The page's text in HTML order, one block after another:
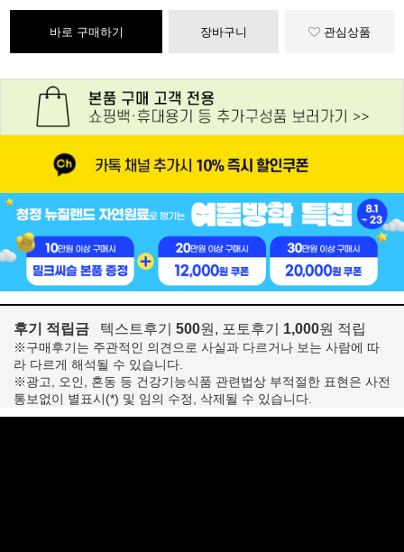
바로 구매하기 장바구니 관심상품
후기 적립금 텍스트후기 500원, 포토후기 1,000원 적립
※구매후기는 주관적인 의견으로 사실과 다르거나 보는 사람에 따
라 다르게 해석될 수 있습니다.
※광고, 오인, 혼동 등 건강기능식품 관련법상 부적절한 표현은 사전
통보없이 별표시(*) 및 임의 수정, 삭제될 수 있습니다.